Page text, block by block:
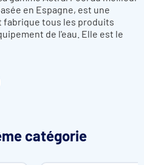
en Espagne, est une
fabrique tous les produits
de l'eau. Elle est le
catégorie